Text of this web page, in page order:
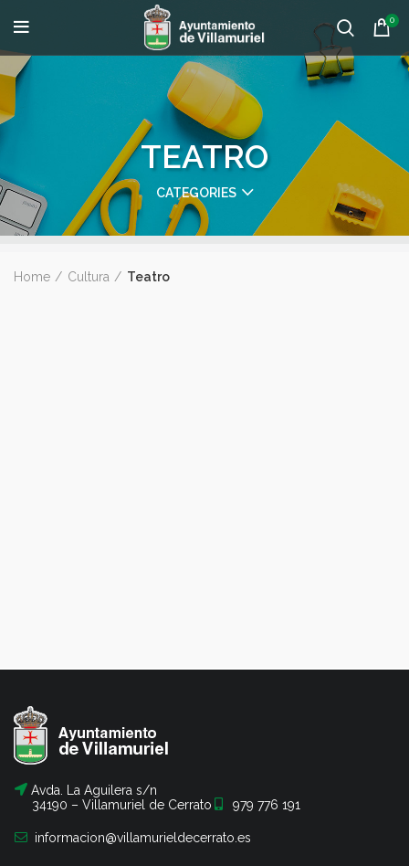
0
TEATRO
CATEGORIES
Home Cultura Teatro
Avda. La Aguilera s/n
34190 – Villamuriel de Cerrato
979 776 191
informacion@villamurieldecerrato.es